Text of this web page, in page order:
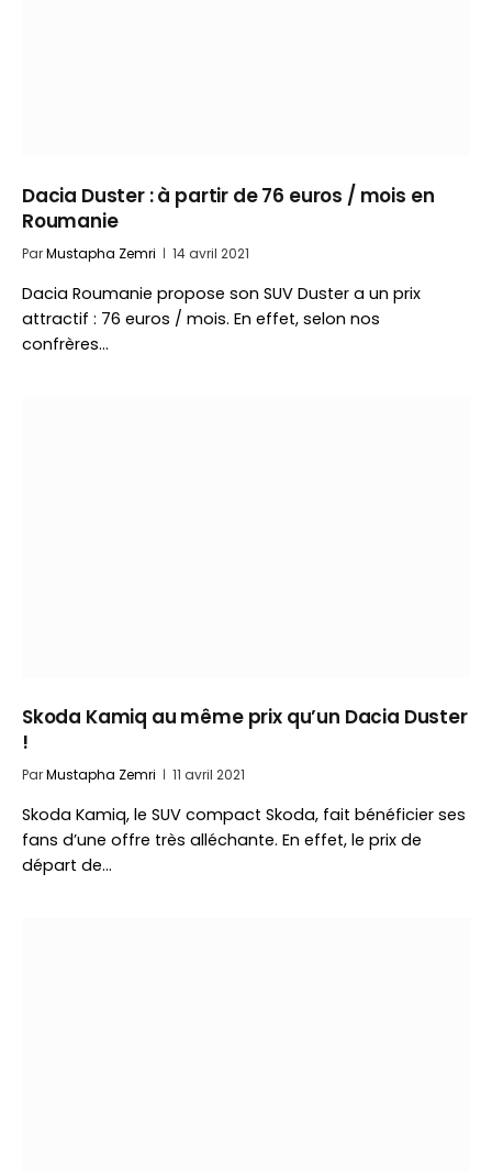
Dacia Duster : à partir de 76 euros / mois en
Roumanie
ParMustapha Zemri 14 avril 2021
Dacia Roumanie propose son SUV Duster a un prix
attractif : 76 euros / mois. En effet, selon nos
confrères…
Skoda Kamiq au même prix qu’un Dacia Duster
!
ParMustapha Zemri 11 avril 2021
Skoda Kamiq, le SUV compact Skoda, fait bénéficier ses
fans d’une offre très alléchante. En effet, le prix de
départ de…